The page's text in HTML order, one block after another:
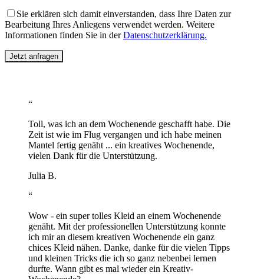
Sie erklären sich damit einverstanden, dass Ihre Daten zur
Bearbeitung Ihres Anliegens verwendet werden. Weitere
Informationen finden Sie in derDatenschutzerklärung.
“
Toll, was ich an dem Wochenende geschafft habe. Die
Zeit ist wie im Flug vergangen und ich habe meinen
Mantel fertig genäht ... ein kreatives Wochenende,
vielen Dank für die Unterstützung.
Julia B.
“
Wow - ein super tolles Kleid an einem Wochenende
genäht. Mit der professionellen Unterstützung konnte
ich mir an diesem kreativen Wochenende ein ganz
chices Kleid nähen. Danke, danke für die vielen Tipps
und kleinen Tricks die ich so ganz nebenbei lernen
durfte. Wann gibt es mal wieder ein Kreativ-